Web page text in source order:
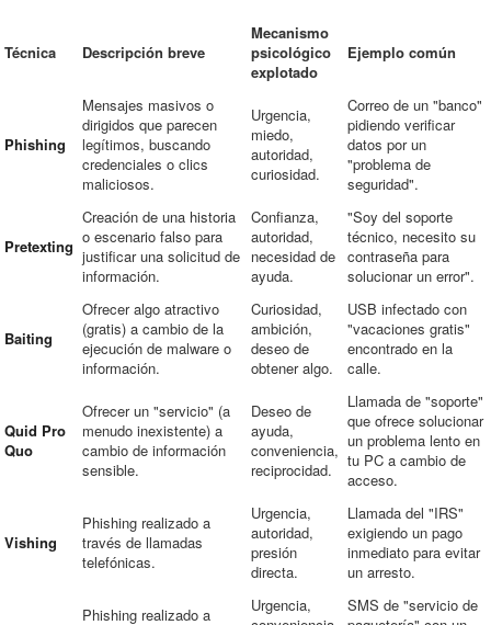
Técnica Descripción breve
Mecanismo
psicológico
explotado
Ejemplo común
Phishing
Mensajes masivos o
dirigidos que parecen
legítimos, buscando
credenciales o clics
maliciosos.
Urgencia,
miedo,
autoridad,
curiosidad.
Correo de un "banco"
pidiendo verificar
datos por un
"problema de
seguridad".
Pretexting
Creación de una historia
o escenario falso para
justificar una solicitud de
información.
Confianza,
autoridad,
necesidad de
ayuda.
"Soy del soporte
técnico, necesito su
contraseña para
solucionar un error".
Baiting
Ofrecer algo atractivo
(gratis) a cambio de la
ejecución de malware o
información.
Curiosidad,
ambición,
deseo de
obtener algo.
USB infectado con
"vacaciones gratis"
encontrado en la
calle.
Quid Pro
Quo
Ofrecer un "servicio" (a
menudo inexistente) a
cambio de información
sensible.
Deseo de
ayuda,
conveniencia,
reciprocidad.
Llamada de "soporte"
que ofrece solucionar
un problema lento en
tu PC a cambio de
acceso.
Vishing
Phishing realizado a
través de llamadas
telefónicas.
Urgencia,
autoridad,
presión
directa.
Llamada del "IRS"
exigiendo un pago
inmediato para evitar
un arresto.
Phishing realizado a
Urgencia,
SMS de "servicio de